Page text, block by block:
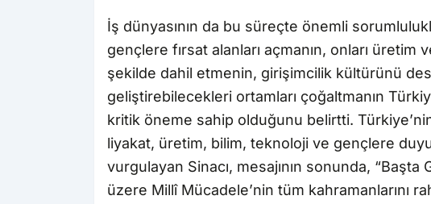
İş dünyasının da bu süreçte önemli
gençlere fırsat alanları açmanın, onları
şekilde dahil etmenin, girişimcilik kültürünü
geliştirebilecekleri ortamları çoğaltmanın
kritik öneme sahip olduğunu belirtti.
liyakat, üretim, bilim, teknoloji ve gençlere
vurgulayan Sinacı, mesajının sonunda,
üzere Millî Mücadele’nin tüm kahramanlarını